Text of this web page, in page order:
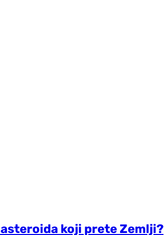
koji prete Zemlji?